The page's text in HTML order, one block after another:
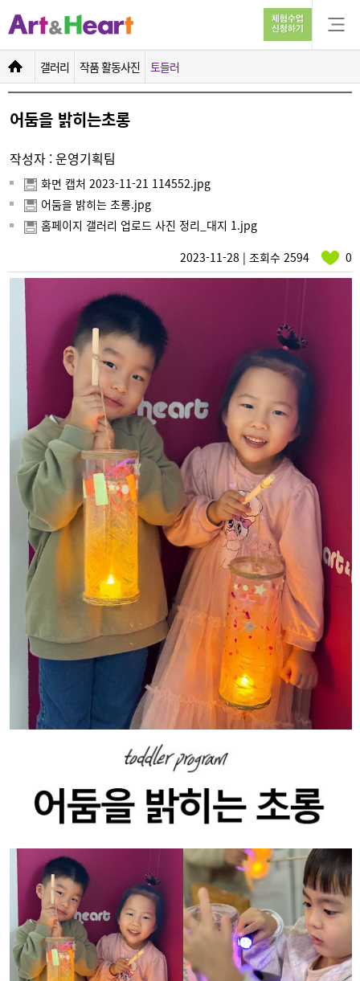
어둠을 밝히는초롱
갤러리 작품 활동사진 토들러
어둠을 밝히는초롱
작성자 : 운영기획팀
화면 캡처 2023-11-21 114552.jpg
어둠을 밝히는 초롱.jpg
홈페이지 갤러리 업로드 사진 정리_대지 1.jpg
2023-11-28 | 조회수 2594
0